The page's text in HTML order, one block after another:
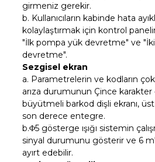
girmeniz gerekir.
b. Kullanıcıların kabinde hata
kolaylaştırmak için kontrol
"İlk pompa yük devretme" ve
devretme".
Sezgisel ekran
a. Parametrelerin ve kodların çok
arıza durumunun Çince
büyütmeli barkod dişli ekranı,
son derece entegre.
b.Φ5 gösterge ışığı sistemin
sinyal durumunu gösterir ve 6
ayırt edebilir.